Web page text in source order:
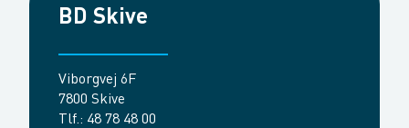
BD Skive
Viborgvej 6F
7800 Skive
Tlf.: 48 78 48 00